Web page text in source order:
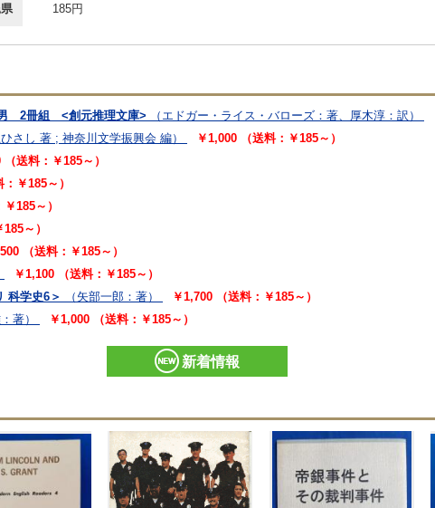
185円
男 2冊組 <創元推理文庫> （エドガー・ライス・バローズ：著、厚木淳：訳）
ひさし 著 ; 神奈川文学振興会 編）
￥1,000 （送料：￥185～）
（送料：￥185～）
￥185～）
185～）
～）
（送料：￥185～）
￥1,100 （送料：￥185～）
科学史6＞
（矢部一郎：著）
￥1,700 （送料：￥185～）
著） ￥1,000 （送料：￥185～）
新着情報